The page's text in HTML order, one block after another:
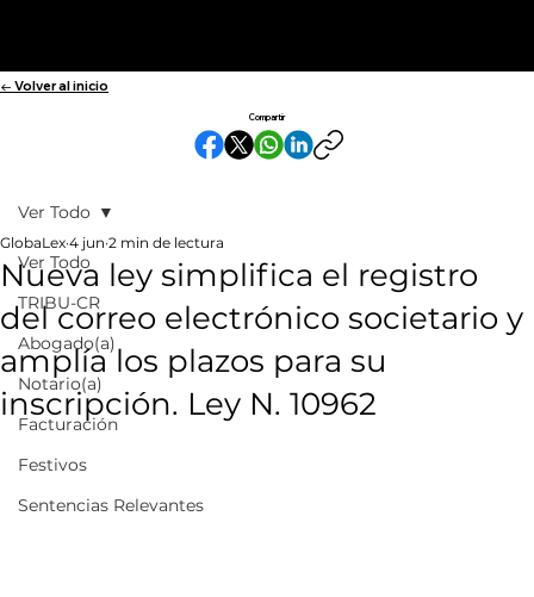
Ver Todo
TRIBU-CR
Abogado(a)
Notario(a)
Facturación
Festivos
Sentencias Relevantes
Ver Todo
Nueva ley simplifica el registro
del correo electrónico societario y
amplía los plazos para su
inscripción. Ley N. 10962
GlobaLex 4 jun 2 min de lectura
← Volver al inicio
Compartir